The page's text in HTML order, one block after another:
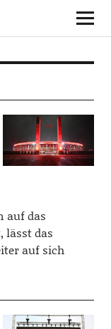
auf das
lässt das
auf sich